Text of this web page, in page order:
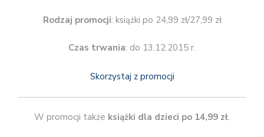
Rodzaj promocji: książki po 24,99 zł/27,99 zł
Czas trwania: do 13.12.2015 r.
Skorzystaj z promocji
W promocji także książki dla dzieci po 14,99 zł.